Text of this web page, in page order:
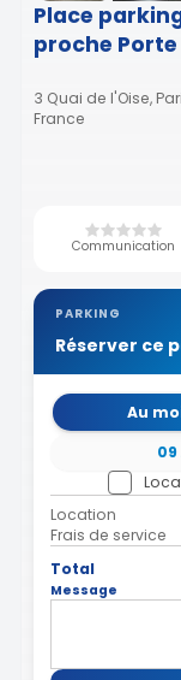
Place
proche
3 Quai de l'Oise,
France
Communication
PARKING
Réserver ce
Au
09
Location
Frais de service
Total
Message